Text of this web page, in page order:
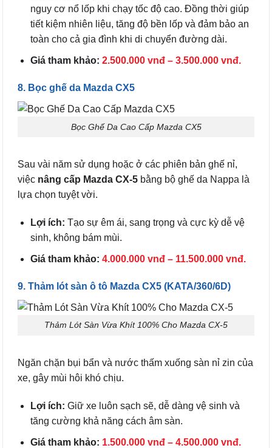
nguy cơ nổ lốp khi chạy tốc độ cao. Đồng thời giúp
tiết kiệm nhiên liệu, tăng độ bền lốp và đảm bảo an
toàn cho cả gia đình khi di chuyển đường dài.
Giá tham khảo: 2.500.000 vnđ – 3.500.000 vnđ.
8. Bọc ghế da Mazda CX5
Bọc Ghế Da Cao Cấp Mazda CX5
Sau vài năm sử dụng hoặc ở các phiên bản ghế nỉ,
việc nâng cấp Mazda CX-5 bằng bộ ghế da Nappa là
lựa chọn tuyệt vời.
Lợi ích: Tạo sự êm ái, sang trọng và cực kỳ dễ vệ
sinh, không bám mùi.
Giá tham khảo: 4.000.000 vnđ – 11.500.000 vnđ.
9. Thảm lót sàn ô tô Mazda CX5 (KATA/360/6D)
Thảm Lót Sàn Vừa Khít 100% Cho Mazda CX-5
Ngăn chặn bụi bẩn và nước thấm xuống sàn nỉ zin của
xe, gây mùi hôi khó chịu.
Lợi ích: Giữ xe luôn sạch sẽ, dễ dàng vệ sinh và
tăng cường khả năng cách âm sàn.
Giá tham khảo: 1.500.000 vnđ – 4.500.000 vnđ.